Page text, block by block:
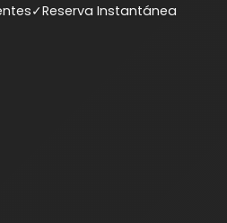
✓Reserva Instantánea